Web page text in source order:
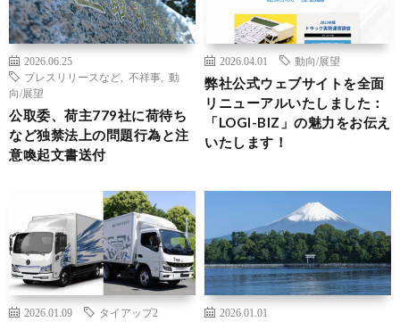
2026.06.25
プレスリリースなど
不祥事
動
向/展望
公取委、荷主779社に荷待ち
など独禁法上の問題行為と注
意喚起文書送付
2026.04.01 動向/展望
弊社公式ウェブサイトを全面
リニューアルいたしました：
「LOGI-BIZ」の魅力をお伝え
いたします！
2026.01.09 タイアップ2
2026.01.01